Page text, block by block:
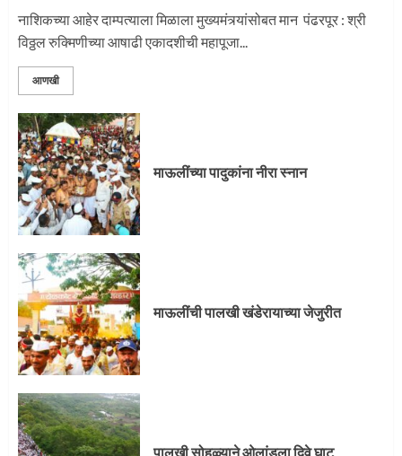
नाशिकच्या आहेर दाम्पत्याला मिळाला मुख्यमंत्र्यांसोबत मान पंढरपूर : श्री
विठ्ठल रुक्मिणीच्या आषाढी एकादशीची महापूजा...
आणखी
माऊलींच्या पादुकांना नीरा स्नान
माऊलींची पालखी खंडेरायाच्या जेजुरीत
पालखी सोहळ्याने ओलांडला दिवे घाट